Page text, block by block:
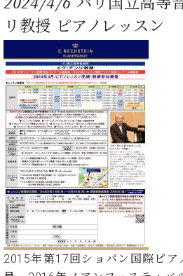
ス
C.
ベ
ヒ
シ
ュ
タ
イ
ン
コ
ン
ー
ト
/
ッ
チ
ベ
ヒ
シ
ュ
タ
イ
ン・
ジ
ャ
パ
ン
の
取
り
楽
家
達
の
声
ベ
ヒ
シ
ュ
タ
イ
ン
の
音
色
ニ
ュ
ス・
イ
ベ
ン
ト
報
等)
プ
レ
ス
リ
リ
ー
ス
(お
知
ら
せ・
メ
デ
ィ
正
規
デ
ィ
ー
ラ
お
近
く
の
直
営
店
舗
ま
で
オンライン試弾
メルマガ登録
趣
味
ヒ
シ
ュ
イ
ン・
ジ
ャ
パ
ン
ブ
ロ
グ
リ教授 ピアノレッスン
2015年第17回ショパン国際ピア